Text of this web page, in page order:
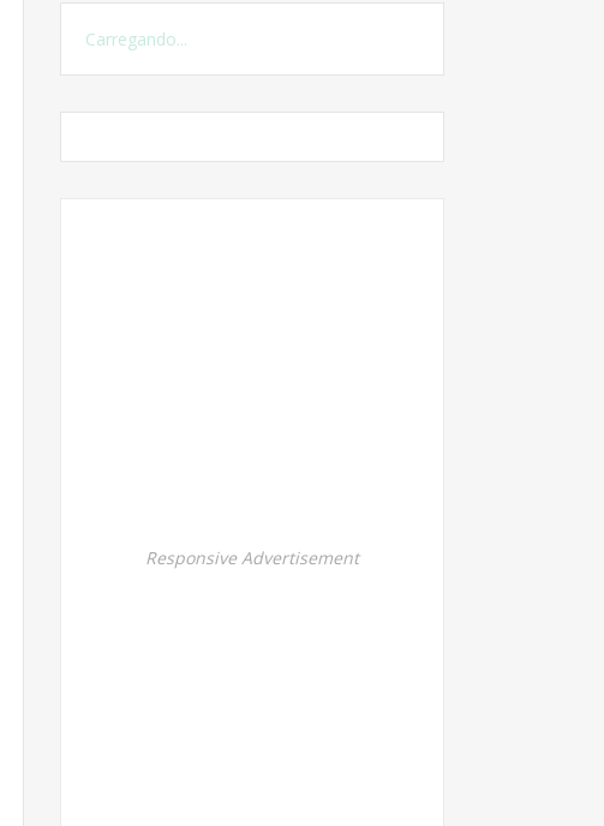
Carregando...
Responsive Advertisement